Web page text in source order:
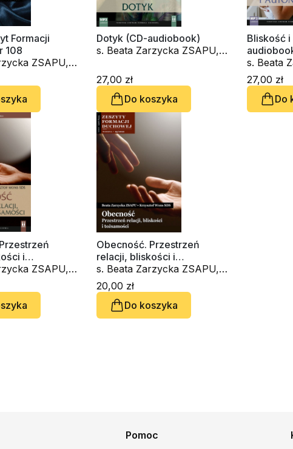
Formacji
108
ZSAPU,
Wons SDS
Dotyk (CD-audiobook)
s. Beata Zarzycka ZSAPU,
27,00 zł
Do koszyka
Bliskość i
s. Beata
ks.
27,00 zł
Do
i
audiobook)
ZSAPU,
Wons SDS
Obecność. Przestrzeń
relacji, bliskości i
tożsamości. Zeszyt Formacji
Duchowej nr 95
s. Beata Zarzycka ZSAPU,
ks. Krzysztof Wons SDS
20,00 zł
Do koszyka
Pomoc